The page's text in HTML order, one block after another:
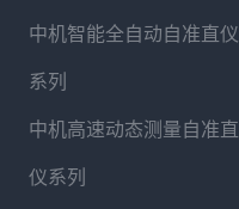
中机智能全自动自准直仪
系列
中机高速动态测量自准直
仪系列